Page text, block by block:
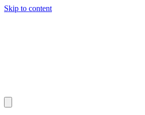
Skip to content